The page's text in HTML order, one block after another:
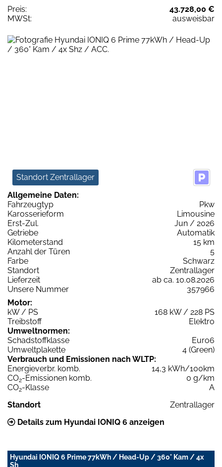
Preis:
43.728,00 €
MWSt:
ausweisbar
Standort Zentrallager
Allgemeine Daten:
Fahrzeugtyp
Pkw
Karosserieform
Limousine
Erst-Zul.
Jun / 2026
Getriebe
Automatik
Kilometerstand
15 km
Anzahl der Türen
5
Farbe
Schwarz
Standort
Zentrallager
Lieferzeit
ab ca. 10.08.2026
Unsere Nummer
357966
Motor:
kW / PS
168 kW / 228 PS
Treibstoff
Elektro
Umweltnormen:
Schadstoffklasse
Euro6
Umweltplakette
4 (Green)
Verbrauch und Emissionen nach WLTP:
Energieverbr. komb.
14,3 kWh/100km
CO2-Emissionen komb.
0 g/km
CO2-Klasse
A
Standort
Zentrallager
Details zum Hyundai IONIQ 6 anzeigen
Hyundai IONIQ 6 Prime 77kWh / Head-Up / 360° Kam / 4x
Sh